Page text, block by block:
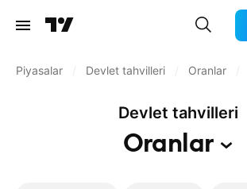
Piyasalar Devlet tahvilleri Oranlar
Devlet tahvilleri
Oranlar